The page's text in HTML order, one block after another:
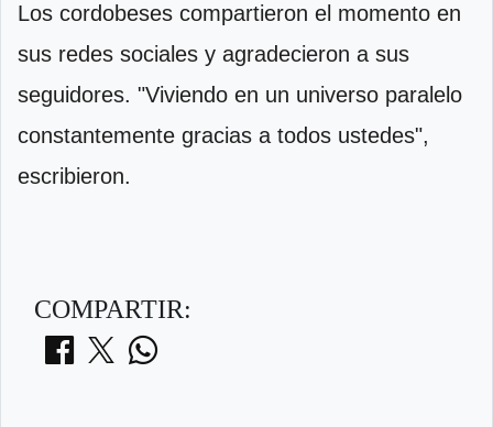
Los cordobeses compartieron el momento en
sus redes sociales y agradecieron a sus
seguidores. "Viviendo en un universo paralelo
constantemente gracias a todos ustedes",
escribieron.
COMPARTIR: